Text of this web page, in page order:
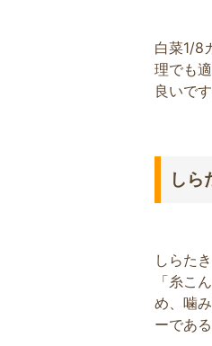
白菜1/8
理でも
良いです
しら
しらた
「糸こ
め、噛
ーであ